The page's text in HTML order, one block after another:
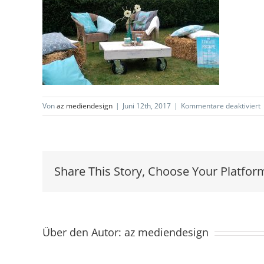
Vonaz mediendesign | Juni 12th, 2017 | Kommentare deaktiviertfür
Share This Story, Choose Your
Über den Autor: az mediendesign